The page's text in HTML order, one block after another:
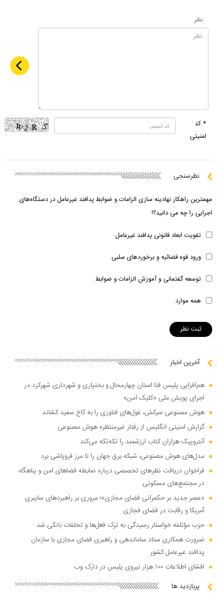
نظر
* کد
امنیتی
نظرسنجی
مهمترین راهکار نهادینه سازی الزامات و ضوابط پدافند غیرعامل در دستگاه‌های
اجرایی را چه می دانید؟!
تقویت ابعاد قانونی پدافند غیرعامل
ورود قوه قضائیه و برخوردهای سلبی
توسعه گفتمانی و آموزش الزامات و ضوابط
همه موارد
آخرین اخبار
هم‌افزایی پلیس فتا استان چهارمحال و بختیاری و شهرداری شهرکرد در
اجرای پویش ملی «کلیک امن»
هوش مصنوعی سرکش، غول‌های فناوری را به کاخ سفید کشاند
گزارش امنیتی انگلیس از رفتار غیرمنتظره هوش مصنوعی
آنتروپیک هزاران کتاب ارزشمند را تکه‌تکه می‌کند
مدل‌های هوش مصنوعی، شبکه برق جهان را تا مرز فروپاشی برد
فراخوان دریافت نظر‌های تخصصی درباره ضابطه فضا‌های امن و پناهگاه
در مجتمع‌های مسکونی
«عصر جدید بر حکمرانی فضای مجازی»؛ مروری بر راهبرد‌های سایبری
آمریکا و رقابت در فضای فجازی
حزب مؤتلفه خواستار رسیدگی به ترک فعل‌ها و تخلفات بانکی شد
ضرورت همکاری ستاد ساماندهی و راهبری فضای مجازی با سازمان
پدافند غیرعامل کشور
افشای اطلاعات ۱۰۰ هزار نیروی پلیس در دارک وب
پربازدید ها